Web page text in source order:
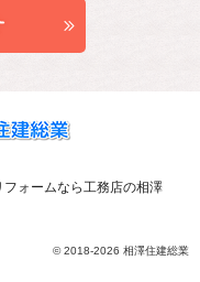
© 2018-2026 相澤住建総業
ォームなら工務店の相澤